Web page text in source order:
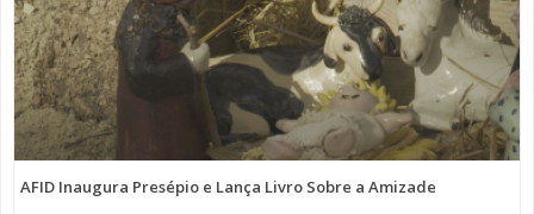
AFID Inaugura Presépio e Lança Livro Sobre a Amizade